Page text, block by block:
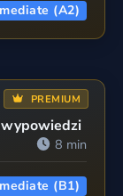
(A2)
PREMIUM
8 min
(B1)